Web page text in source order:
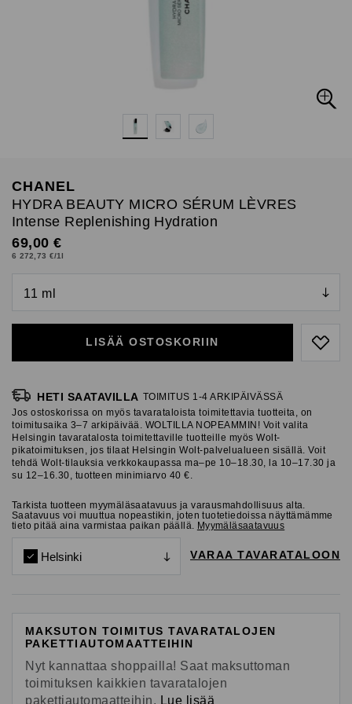
CHANEL
HYDRA BEAUTY MICRO SÉRUM LÈVRES
Intense Replenishing Hydration
Original Price
69,00 €
6 272,73 €/1l
LISÄÄ OSTOSKORIIN
null
HETI SAATAVILLA TOIMITUS 1-4 ARKIPÄIVÄSSÄ
Jos ostoskorissa on myös tavarataloista toimitettavia tuotteita, on
toimitusaika 3–7 arkipäivää. WOLTILLA NOPEAMMIN! Voit valita
Helsingin tavaratalosta toimitettaville tuotteille myös Wolt-
pikatoimituksen, jos tilaat Helsingin Wolt-palvelualueen sisällä. Voit
tehdä Wolt-tilauksia verkkokaupassa ma–pe 10–18.30, la 10–17.30 ja
su 12–16.30, tuotteen minimiarvo 40 €.
Tarkista tuotteen myymäläsaatavuus ja varausmahdollisuus alta.
Saatavuus voi muuttua nopeastikin, joten tuotetiedoissa näyttämämme
tieto pitää aina varmistaa paikan päällä. Myymäläsaatavuus
Helsinki VARAA TAVARATALOON
MAKSUTON TOIMITUS TAVARATALOJEN
PAKETTIAUTOMAATTEIHIN
Nyt kannattaa shoppailla! Saat maksuttoman
toimituksen kaikkien tavaratalojen
pakettiautomaatteihin. Lue lisää